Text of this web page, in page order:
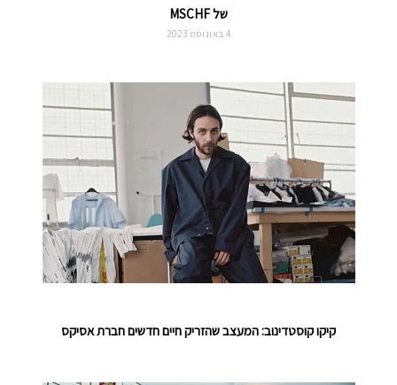
של MSCHF
4 באוגוסט 2023
קיקו קוסטדינוב: המעצב שהזריק חיים חדשים חברת אסיקס